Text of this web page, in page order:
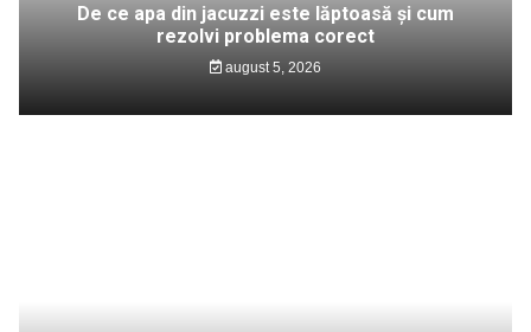
De ce apa din jacuzzi este lăptoasă și cum
rezolvi problema corect
august 5, 2026